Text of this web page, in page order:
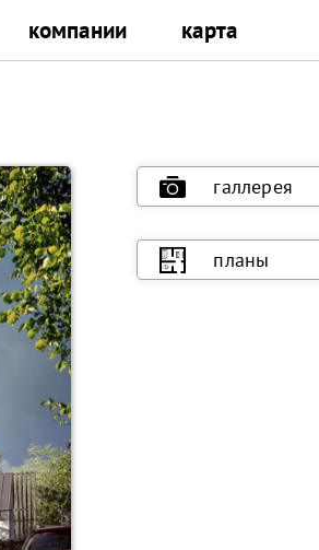
компании карта
галлерея
планы